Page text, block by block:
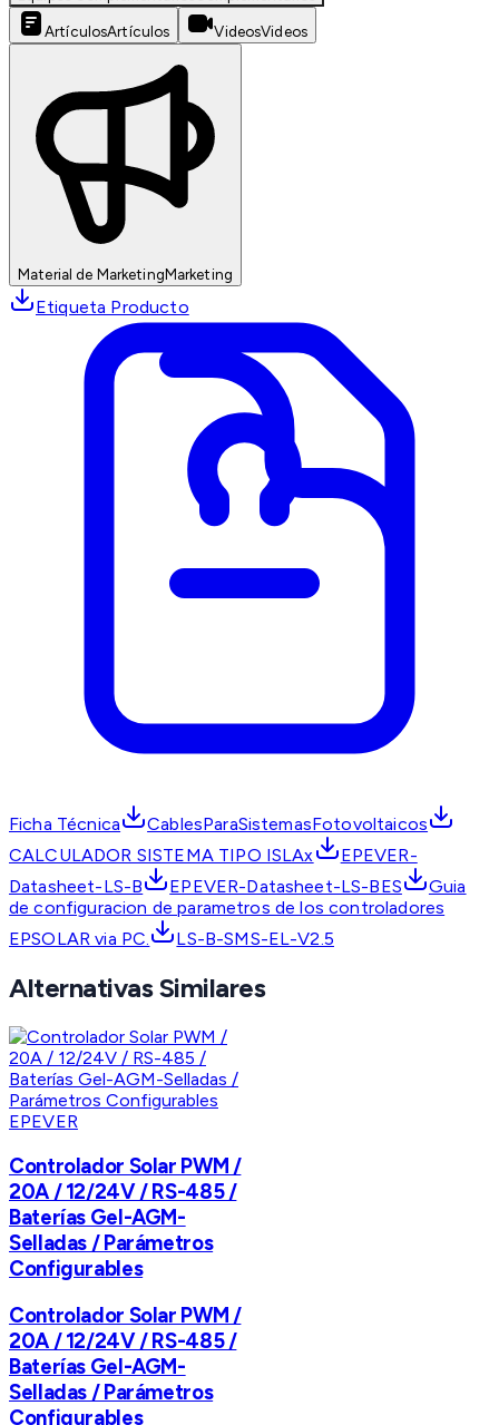
ArtículosArtículos VideosVideos
Material de MarketingMarketing
Etiqueta Producto
Ficha Técnica
CablesParaSistemasFotovoltaicos
CALCULADOR SISTEMA TIPO ISLAx
EPEVER-
Datasheet-LS-B
EPEVER-Datasheet-LS-BES
Guia
de configuracion de parametros de los controladores
EPSOLAR via PC.
LS-B-SMS-EL-V2.5
Alternativas Similares
EPEVER
Controlador Solar PWM /
20A / 12/24V / RS-485 /
Baterías Gel-AGM-
Selladas / Parámetros
Configurables
Controlador Solar PWM /
20A / 12/24V / RS-485 /
Baterías Gel-AGM-
Selladas / Parámetros
Configurables